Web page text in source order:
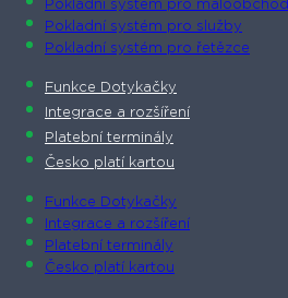
Pokladní systém pro maloobchod
Pokladní systém pro služby
Pokladní systém pro řetězce
Funkce Dotykačky
Integrace a rozšíření
Platební terminály
Česko platí kartou
Funkce Dotykačky
Integrace a rozšíření
Platební terminály
Česko platí kartou